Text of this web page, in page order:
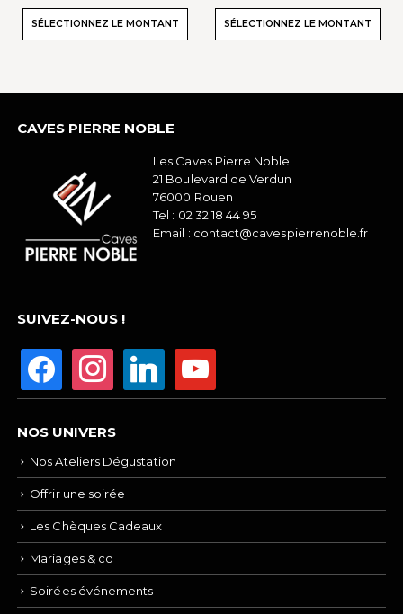
SÉLECTIONNEZ LE MONTANT SÉLECTIONNEZ LE MONTANT
CAVES PIERRE NOBLE
Les Caves Pierre Noble
21 Boulevard de Verdun
76000 Rouen
Tel : 02 32 18 44 95
Email : contact@cavespierrenoble.fr
SUIVEZ-NOUS !
NOS UNIVERS
Nos Ateliers Dégustation
Offrir une soirée
Les Chèques Cadeaux
Mariages & co
Soirées événements